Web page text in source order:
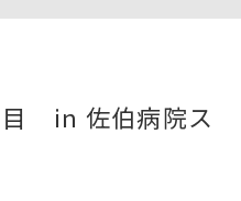
in 佐伯病院ス